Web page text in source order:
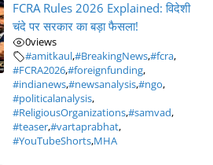
FCRA Rules 2026 Explained: विदेशी
चंदे पर सरकार का बड़ा फैसला!
0views
#amitkaul,#BreakingNews,#fcra,
#FCRA2026,#foreignfunding,
#indianews,#newsanalysis,#ngo,
#politicalanalysis,
#ReligiousOrganizations,#samvad,
#teaser,#vartaprabhat,
#YouTubeShorts,MHA